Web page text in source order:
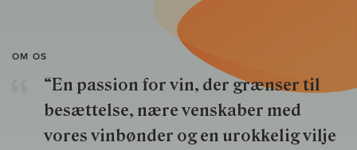
OM OS
“En passion for vin, der grænser til
besættelse, nære venskaber med
vores vinbønder og en urokkelig vilje